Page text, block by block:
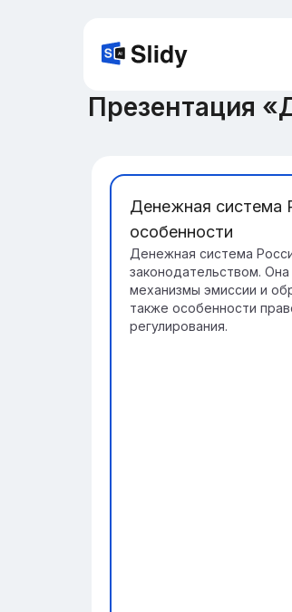
Презентация
Денежная система
особенности
Денежная система
законодательством.
механизмы эмиссии и
также особенности
регулирования.